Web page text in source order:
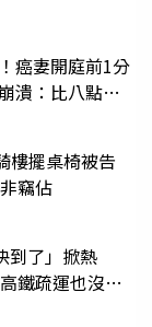
癌妻開庭前1分
潰：比八點檔
樓擺桌椅被告
竊佔
到了」掀熱
鐵疏運也沒列